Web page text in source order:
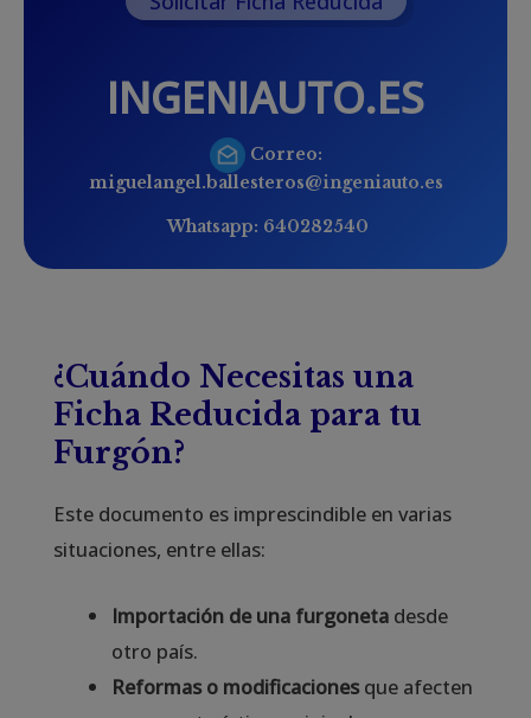
INGENIAUTO.ES
Correo:
miguelangel.ballesteros@ingeniauto.es
Whatsapp: 640282540
¿Cuándo Necesitas una
Ficha Reducida para tu
Furgón?
Este documento es imprescindible en varias
situaciones, entre ellas:
Importación de una furgoneta desde
otro país.
Reformas o modificacionesque afecten